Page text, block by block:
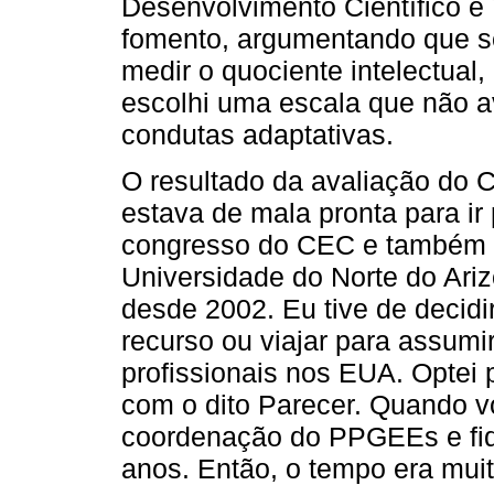
Desenvolvimento Científico
fomento, argumentando que
medir o quociente
escolhi uma escala que não
condutas adaptativas.
O resultado da avaliação do
estava de mala pronta para
congresso do CEC e
Universidade do Norte do
desde 2002. Eu tive de
recurso ou viajar para
profissionais nos EUA. Optei
com o dito Parecer. Quando
coordenação do PPGEEs e
anos. Então, o tempo era